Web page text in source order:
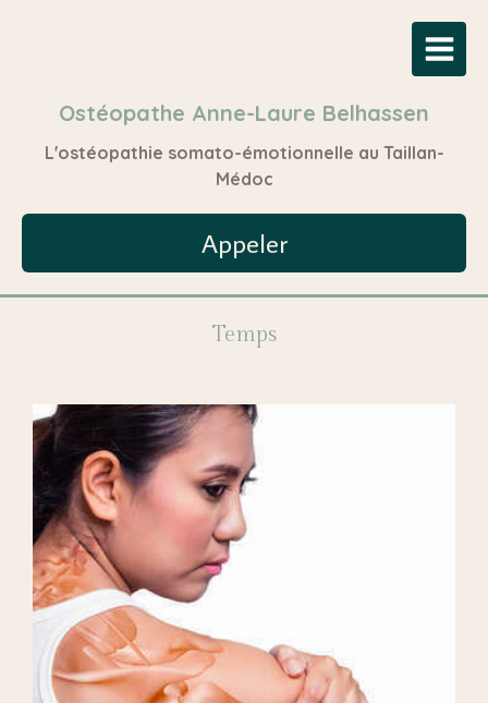
Ostéopathe Anne-Laure Belhassen
L'ostéopathie somato-émotionnelle au Taillan-
Médoc
Appeler
Temps